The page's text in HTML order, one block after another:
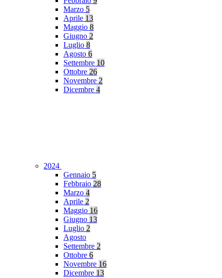
Marzo 5
Aprile 13
Maggio 8
Giugno 2
Luglio 8
Agosto 6
Settembre 10
Ottobre 26
Novembre 2
Dicembre 4
2024
Gennaio 5
Febbraio 28
Marzo 4
Aprile 2
Maggio 16
Giugno 13
Luglio 2
Agosto
Settembre 2
Ottobre 6
Novembre 16
Dicembre 13